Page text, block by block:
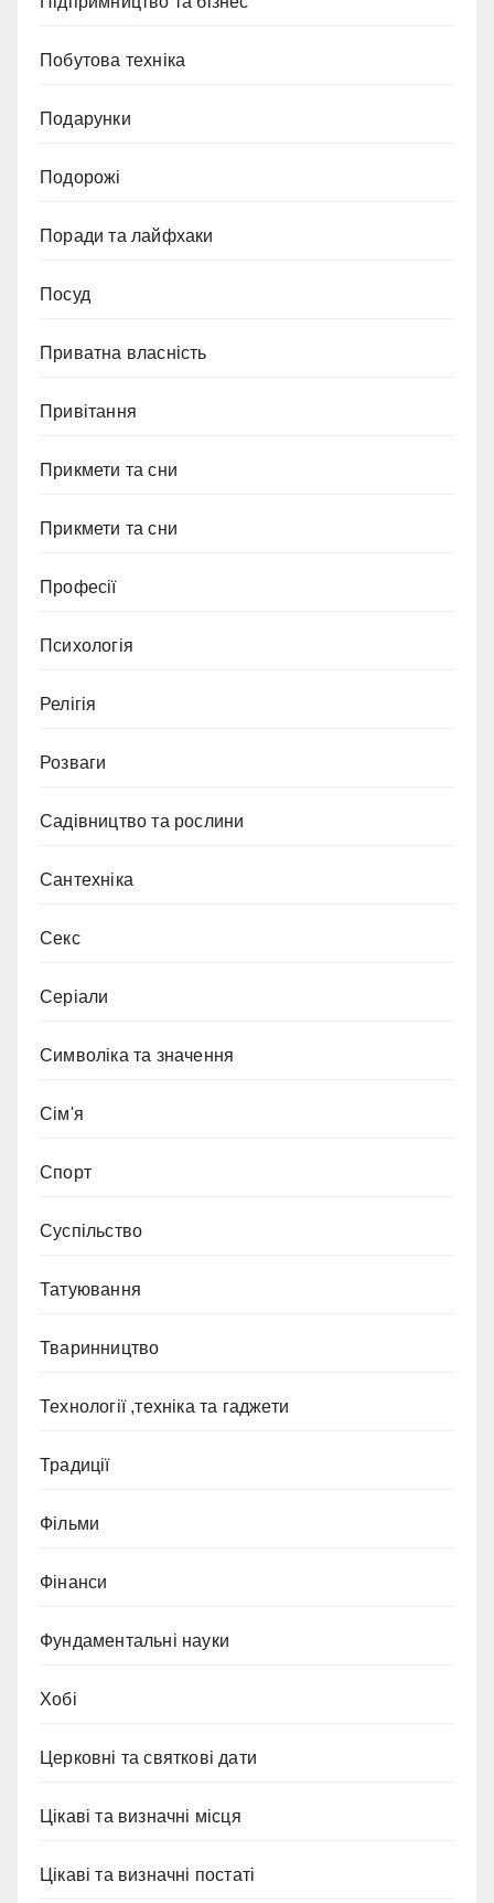
Побутова техніка
Подарунки
Подорожі
Поради та лайфхаки
Посуд
Приватна власність
Привітання
Прикмети та сни
Прикмети та сни
Професії
Психологія
Релігія
Розваги
Садівництво та рослини
Сантехніка
Секс
Серіали
Символіка та значення
Сім'я
Спорт
Суспільство
Татуювання
Тваринництво
Технології ,техніка та гаджети
Традиції
Фільми
Фінанси
Фундаментальні науки
Хобі
Церковні та святкові дати
Цікаві та визначні місця
Цікаві та визначні постаті